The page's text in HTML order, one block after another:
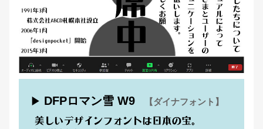
▶ DFPロマン雪 W9 【ダイナフォント】